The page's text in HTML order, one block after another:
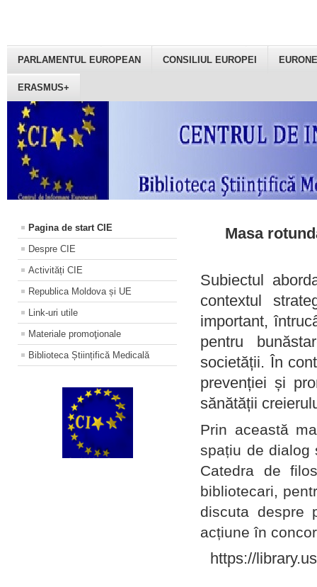
PARLAMENTUL EUROPEAN CONSILIUL EUROPEI
ERASMUS+
Pagina de start CIE
Despre CIE
Activități CIE
Republica Moldova și UE
Link-uri utile
Materiale promoţionale
Biblioteca Științifică Medicală
Masa
Subiectul
contextul
important,
pentru
societății. În
prevenției și
sănătății
Prin această
spațiu de dialog
Catedra de
bibliotecari,
discuta despre
acțiune în
https://